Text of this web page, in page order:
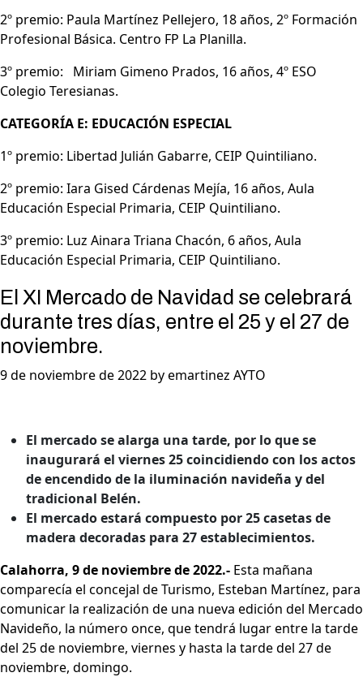
2º premio: Paula Martínez Pellejero, 18 años, 2º Formación
Profesional Básica. Centro FP La Planilla.
3º premio: Miriam Gimeno Prados, 16 años, 4º ESO
Colegio Teresianas.
CATEGORÍA E: EDUCACIÓN ESPECIAL
1º premio: Libertad Julián Gabarre, CEIP Quintiliano.
2º premio: Iara Gised Cárdenas Mejía, 16 años, Aula
Educación Especial Primaria, CEIP Quintiliano.
3º premio: Luz Ainara Triana Chacón, 6 años, Aula
Educación Especial Primaria, CEIP Quintiliano.
El XI Mercado de Navidad se celebrará
durante tres días, entre el 25 y el 27 de
noviembre.
9 de noviembre de 2022 by emartinez AYTO
El mercado se alarga una tarde, por lo que se
inaugurará el viernes 25 coincidiendo con los actos
de encendido de la iluminación navideña y del
tradicional Belén.
El mercado estará compuesto por 25 casetas de
madera decoradas para 27 establecimientos.
Calahorra, 9 de noviembre de 2022.- Esta mañana
comparecía el concejal de Turismo, Esteban Martínez, para
comunicar la realización de una nueva edición del Mercado
Navideño, la número once, que tendrá lugar entre la tarde
del 25 de noviembre, viernes y hasta la tarde del 27 de
noviembre, domingo.